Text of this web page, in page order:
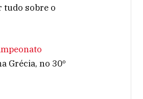
tudo sobre o
Grécia, no 30º